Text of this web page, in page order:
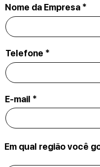
Nome da Empresa *
Telefone *
E-mail *
Em qual região você